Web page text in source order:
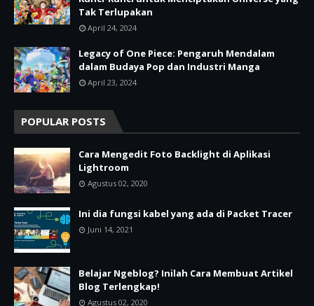
Tak Terlupakan
April 24, 2024
Legacy of One Piece: Pengaruh Mendalam
dalam Budaya Pop dan Industri Manga
April 23, 2024
POPULAR POSTS
Cara Mengedit Foto Backlight di Aplikasi
Lightroom
Agustus 02, 2020
Ini dia fungsi kabel yang ada di Packet Tracer
Juni 14, 2021
Belajar Ngeblog? Inilah Cara Membuat Artikel
Blog Terlengkap!
Agustus 02, 2020